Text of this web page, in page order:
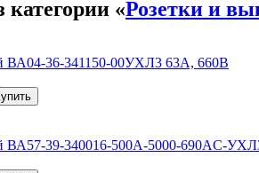
«Розетки и
ВА04-36-341150-00УХЛ3 63А, 660В
ВА57-39-340016-500А-5000-690AC-